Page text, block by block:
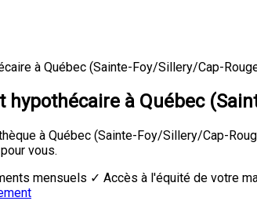
à Québec (Sainte-Foy/Sillery/Cap-
hypothécaire à Québec
à Québec (Sainte-Foy/Sillery/Cap-
vous.
mensuels ✓ Accès à l'équité de votre